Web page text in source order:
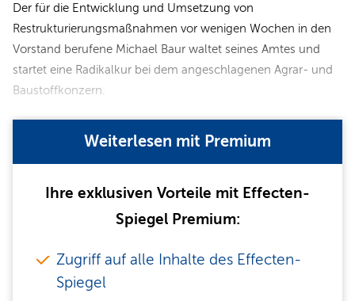
Der für die Entwicklung und Umsetzung von
Restrukturierungsmaßnahmen vor wenigen Wochen in den
Vorstand berufene Michael Baur waltet seines Amtes und
startet eine Radikalkur bei dem angeschlagenen Agrar- und
Baustoffkonzern.
Weiterlesen mit Premium
Ihre exklusiven Vorteile mit Effecten-
Spiegel Premium:
Zugriff auf alle Inhalte des Effecten-
Spiegel